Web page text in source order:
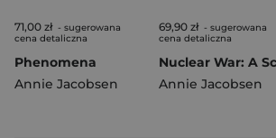
71,00 zł - sugerowana
cena detaliczna
Phenomena
Annie Jacobsen
69,90 zł - sugerowana
cena detaliczna
Annie Jacobsen